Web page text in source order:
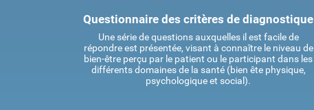
Questionnaire des critères de diagnostique
Une série de questions auxquelles il est facile de
répondre est présentée, visant à connaître le niveau de
bien-être perçu par le patient ou le participant dans les
différents domaines de la santé (bien ête physique,
psychologique et social).